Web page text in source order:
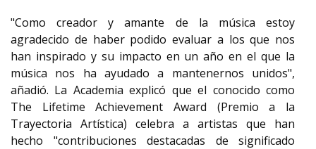
"Como creador y amante de la música estoy
agradecido de haber podido evaluar a los que nos
han inspirado y su impacto en un año en el que la
música nos ha ayudado a mantenernos unidos",
añadió. La Academia explicó que el conocido como
The Lifetime Achievement Award (Premio a la
Trayectoria Artística) celebra a artistas que han
hecho "contribuciones destacadas de significado